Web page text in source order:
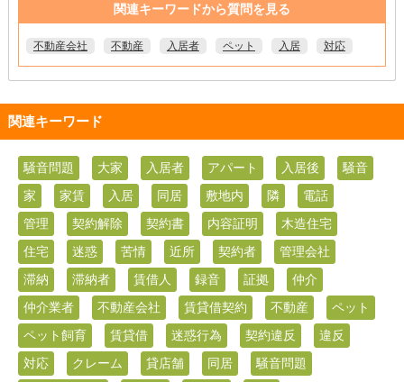
関連キーワードから質問を見る
不動産会社 不動産 入居者 ペット 入居 対応
関連キーワード
騒音問題 大家 入居者 アパート 入居後
騒音
家
家賃 入居 同居 敷地内 隣
電話
管理
契約解除 契約書 内容証明
木造住宅
住宅
迷惑 苦情 近所 契約者
管理会社
滞納
滞納者 賃借人 録音 証拠
仲介
仲介業者
不動産会社 賃貸借契約 不動産
ペット
ペット飼育
賃貸借 迷惑行為 契約違反
違反
対応
クレーム 貸店舗 同居
騒音問題